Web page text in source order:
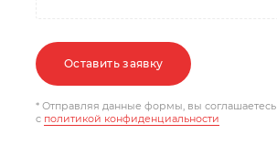
Оставить заявку
* Отправляя данные формы, вы соглашаетесь
c политикой конфиденциальности